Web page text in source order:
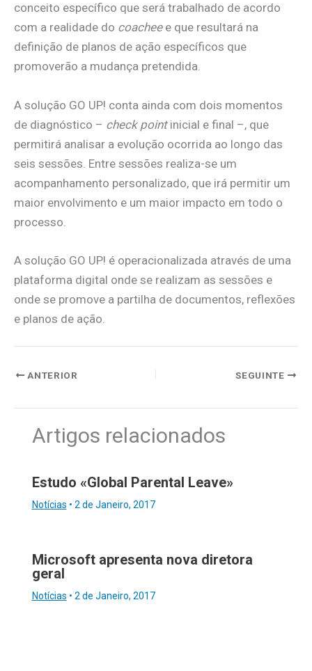
conceito específico que será trabalhado de acordo
com a realidade do coacheee que resultará na
definição de planos de ação específicos que
promoverão a mudança pretendida.
A solução GO UP! conta ainda com dois momentos
de diagnóstico – check pointinicial e final –, que
permitirá analisar a evolução ocorrida ao longo das
seis sessões. Entre sessões realiza-se um
acompanhamento personalizado, que irá permitir um
maior envolvimento e um maior impacto em todo o
processo.
A solução GO UP! é operacionalizada através de uma
plataforma digital onde se realizam as sessões e
onde se promove a partilha de documentos, reflexões
e planos de ação.
ANTERIOR SEGUINTE
Artigos relacionados
Estudo «Global Parental Leave»
Notícias • 2 de Janeiro, 2017
Microsoft apresenta nova diretora
geral
Notícias • 2 de Janeiro, 2017